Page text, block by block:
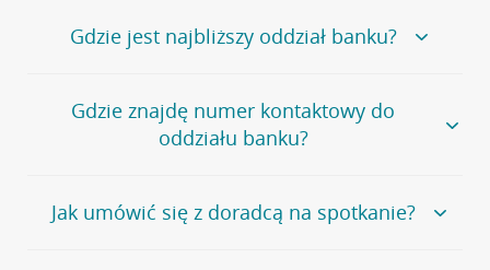
Gdzie jest najbliższy oddział banku?
Jeśli szukasz oddziału naszego banku, zapraszamy na
stronęPlacówki i bankomaty, na której znajduje się
wygodna wyszukiwarka.
oddziałów
Gdzie znajdę numer kontaktowy do
oddziału banku?
Bank Credit Agricole nie udostępnia ogólnego numeru
telefonu do placówki bankowej.
Jak umówić się z doradcą na spotkanie?